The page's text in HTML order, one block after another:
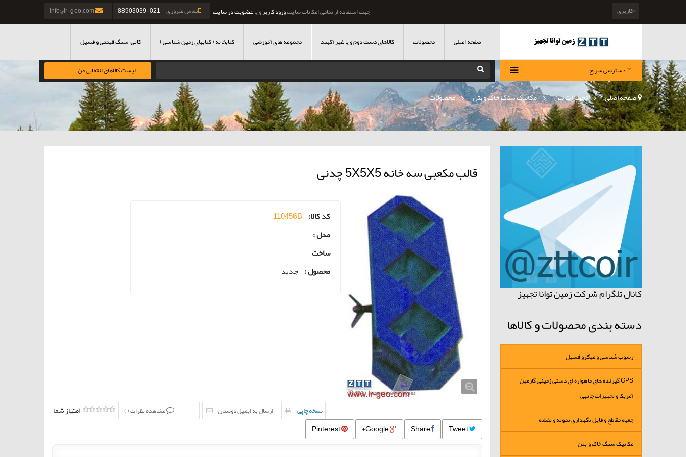
تماس ضروری 021-88903039 جهت استفاده از تمامی امکانات سایتورود کاربرو یاعضویت در سایت کاربری
صفحه اصلی محصولات کالاهای دست دوم و یا غیر آکبند مجموعه های آموزشی کتابخانه ( کتابهای زمین شناسی ) کانی، سنگ قیمتی و فسیل
دسترسی سریع لیست کالاهای انتخابی من
صفحه اصلی > تجهیزات بتن » مکانیک سنگ خاک و بتن » محصولات
کانال تلگرام شرکت زمین توانا تجهیز
دسته بندی محصولات و کالاها
رسوب شناسی و میکرو فسیل
GPS گیرنده های ماهواره ای دستی زمینی گارمین
آمریکا و تجهیزات جانبی
جعبه مقاطع و فایل نگهداری نمونه و نقشه
مکانیک سنگ خاک و بتن
قالب مکعبی سه خانه 5X5X5 چدنی
کد کالا: 110456B
مدل :
ساخت
محصول : جدید
امتیاز شما مشاهده نظرات () ارسال به ایمیل دوستان نسخه چاپی
Tweet
Share
Google+
Pinterest